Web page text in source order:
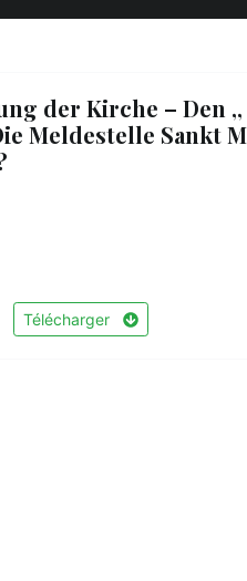
der Kirche – Den
Meldestelle Sankt
Télécharger